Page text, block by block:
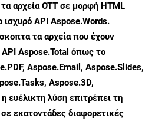
αρχεία OTT σε μορφή HTML
ισχυρό API Aspose.Words.
τα αρχεία που έχουν
API Aspose.Total όπως το
Aspose.Email, Aspose.Slides,
Aspose.3D,
ευέλικτη λύση επιτρέπει τη
εκατοντάδες διαφορετικές